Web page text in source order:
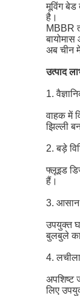
मूविंग बेड
है।
MBBR
अब चीन
उत्पाद
1.
वाहक में
झिल्ली
2. बड़े
फ्लूइड
हैं।
3. आसान
उपयुक्त
बुलबुले
4.
अपशिष्ट
लिए